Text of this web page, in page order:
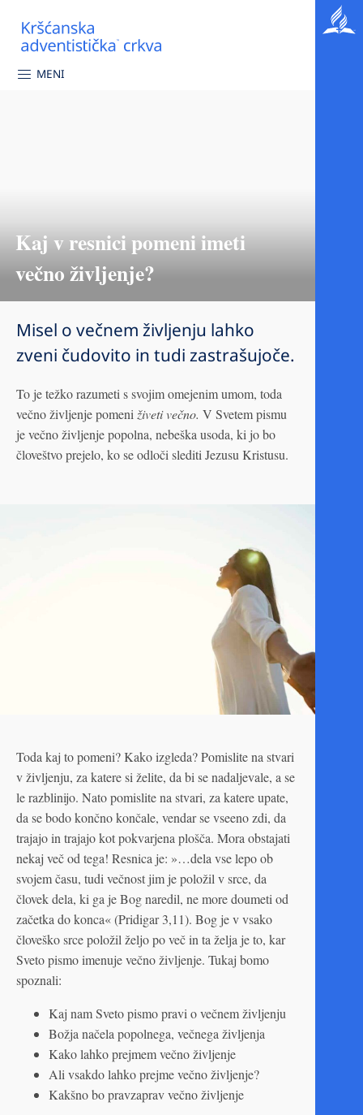
MENI
Kaj v resnici pomeni imeti
večno življenje?
Misel o večnem življenju lahko
zveni čudovito in tudi zastrašujoče.
To je težko razumeti s svojim omejenim umom, toda
večno življenje pomeni živeti večno. V Svetem pismu
je večno življenje popolna, nebeška usoda, ki jo bo
človeštvo prejelo, ko se odloči slediti Jezusu Kristusu.
Toda kaj to pomeni? Kako izgleda? Pomislite na stvari
v življenju, za katere si želite, da bi se nadaljevale, a se
le razblinijo. Nato pomislite na stvari, za katere upate,
da se bodo končno končale, vendar se vseeno zdi, da
trajajo in trajajo kot pokvarjena plošča. Mora obstajati
nekaj več od tega! Resnica je: »…dela vse lepo ob
svojem času, tudi večnost jim je položil v srce, da
človek dela, ki ga je Bog naredil, ne more doumeti od
začetka do konca« (Pridigar 3,11). Bog je v vsako
človeško srce položil željo po več in ta želja je to, kar
Sveto pismo imenuje večno življenje. Tukaj bomo
spoznali:
Kaj nam Sveto pismo pravi o večnem življenju
Božja načela popolnega, večnega življenja
Kako lahko prejmem večno življenje
Ali vsakdo lahko prejme večno življenje?
Kakšno bo pravzaprav večno življenje